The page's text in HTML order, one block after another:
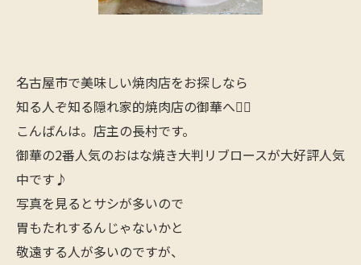
名古屋市で美味しい焼肉店をお探しなら
知る人ぞ知る隠れ家的焼肉店の御華へ🙋‍♂️
こんばんは。店主の長村です。
御華の2番人気のおはな焼き大判リブロースが大好評人気
中です♪
写真を見るとサシが多いので
胃もたれするんじゃないかと
敬遠する人が多いのですが、